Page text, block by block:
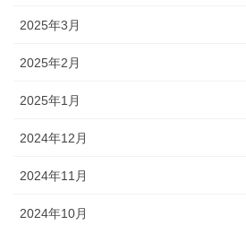
2025年3月
2025年2月
2025年1月
2024年12月
2024年11月
2024年10月